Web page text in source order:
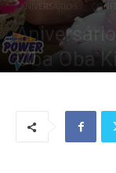
ANIVERSÁRIOS
Oba Oba